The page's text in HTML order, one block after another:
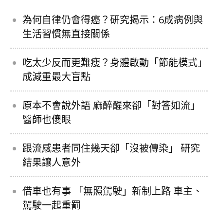
為何自律仍會得癌？研究揭示：6成病例與
生活習慣無直接關係
吃太少反而更難瘦？身體啟動「節能模式」
成減重最大盲點
原本不會說外語 麻醉醒來卻「對答如流」
醫師也傻眼
跟流感患者同住幾天卻「沒被傳染」 研究
結果讓人意外
借車也有事 「無照駕駛」新制上路 車主、
駕駛一起重罰